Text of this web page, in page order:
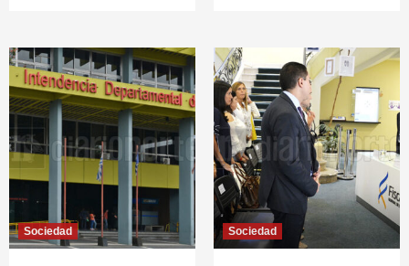
Sociedad Sociedad